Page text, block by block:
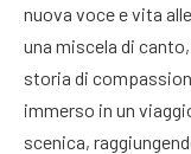
nuova voce e vita
una miscela di
storia di
immerso in un
scenica,